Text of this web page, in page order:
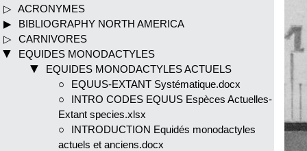
ACRONYMES
BIBLIOGRAPHY NORTH AMERICA
CARNIVORES
EQUIDES MONODACTYLES
EQUIDES MONODACTYLES ACTUELS
EQUUS-EXTANT Systématique.docx
INTRO CODES EQUUS Espèces Actuelles-
Extant species.xlsx
INTRODUCTION Equidés monodactyles
actuels et anciens.docx